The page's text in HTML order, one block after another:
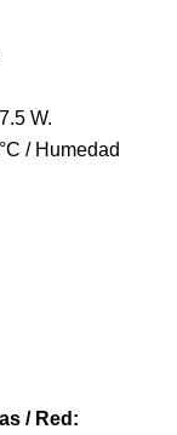
W.
/ Humedad
/ Red: